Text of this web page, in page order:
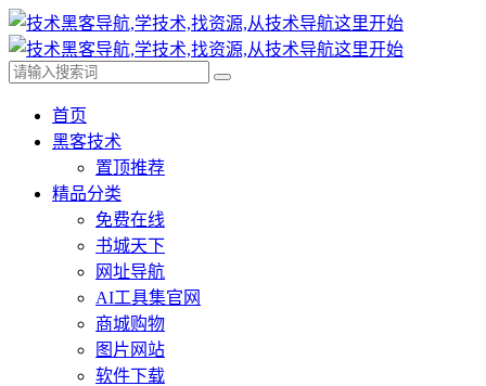
首页
黑客技术
置顶推荐
精品分类
免费在线
书城天下
网址导航
AI工具集官网
商城购物
图片网站
软件下载